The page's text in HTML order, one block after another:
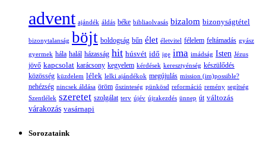
advent ajándék áldás béke bibliaolvasás bizalom bizonyságtétel
bizonytalanság böjt boldogság bűn élet életvitel félelem feltámadás gyász
gyermek hála halál házasság hit húsvét idő ige ima imádság Isten Jézus
jövő kapcsolat karácsony kegyelem kérdések keresztyénség készülődés
közösség küzdelem lélek lelki ajándékok megújulás mission (im)possible?
nehézség nincsek áldása öröm őszinteség pünkösd reformáció remény segítség
Szentlélek szeretet szolgálat terv újév újrakezdés ünnep út változás
várakozás vasárnapi
Sorozataink